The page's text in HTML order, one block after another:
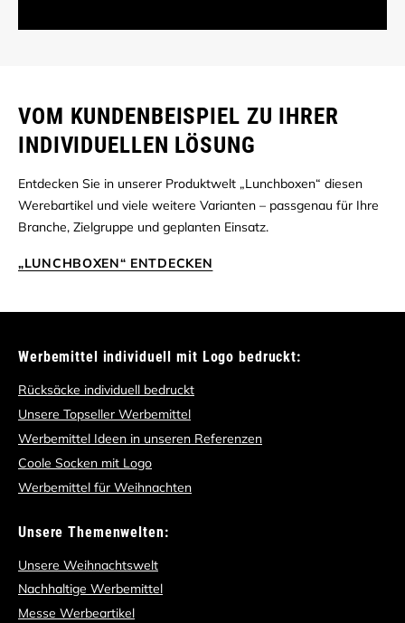
VOM KUNDENBEISPIEL ZU IHRER
INDIVIDUELLEN LÖSUNG
Entdecken Sie in unserer Produktwelt „Lunchboxen“ diesen
Werebartikel und viele weitere Varianten – passgenau für Ihre
Branche, Zielgruppe und geplanten Einsatz.
„LUNCHBOXEN“ ENTDECKEN
Werbemittel individuell mit Logo bedruckt:
Rücksäcke individuell bedruckt
Unsere Topseller Werbemittel
Werbemittel Ideen in unseren Referenzen
Coole Socken mit Logo
Werbemittel für Weihnachten
Unsere Themenwelten:
Unsere Weihnachtswelt
Nachhaltige Werbemittel
Messe Werbeartikel